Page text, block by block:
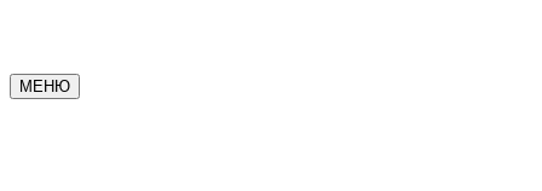
МЕНЮ